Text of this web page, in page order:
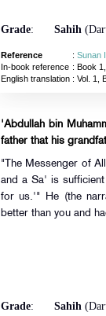
Grade: Sahih
Reference : Sunan
In-book reference : Book
English translation: Vol. 1,
'Abdullah bin
father that his
"The Messenger of
and a Sa' is
for us.'" He (the
better than you and
Grade: Sahih